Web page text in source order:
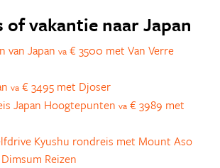
of vakantie naar Japan
van Japan va € 3500 met Van Verre
va € 3495 met Djoser
Japan Hoogtepunten va € 3989 met
Kyushu rondreis met Mount Aso
Reizen